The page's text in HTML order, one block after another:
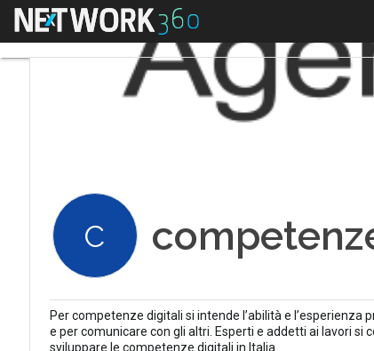
Menu
C
Per competenze digitali si intende l’abilità e
e per comunicare con gli altri. Esperti e addetti ai lavori
sviluppare le competenze digitali in Italia